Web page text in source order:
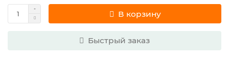
В корзину
Быстрый заказ